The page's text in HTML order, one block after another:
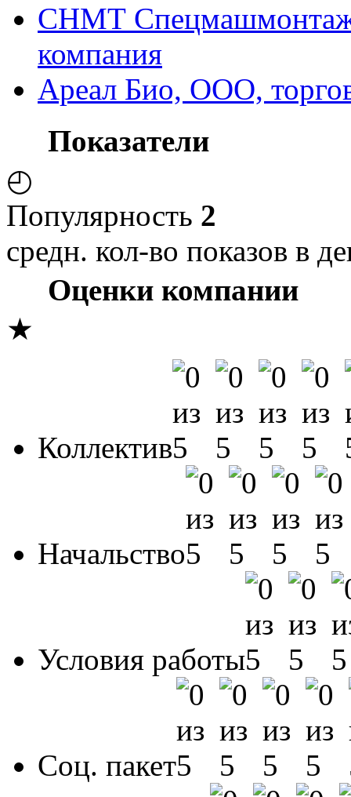
СНМТ
компания
Ареал Био, ООО,
Показатели
◴
Популярность 2
средн. кол-во показов в
Оценки компании
★
Коллектив
Начальство
Условия работы
Соц. пакет